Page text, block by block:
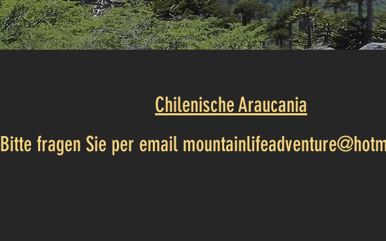
Chilenische Araucania
Bitte fragen Sie per email